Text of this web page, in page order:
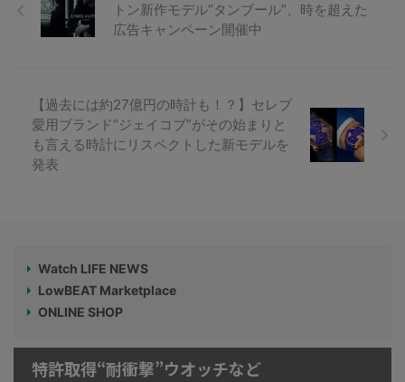
トン新作モデル“タンブール”、時を超えた
広告キャンペーン開催中
【過去には約27億円の時計も！？】セレブ
愛用ブランド“ジェイコブ”がその始まりと
も言える時計にリスペクトした新モデルを
発表
Watch LIFE NEWS
LowBEAT Marketplace
ONLINE SHOP
特許取得“耐衝撃”ウオッチなど